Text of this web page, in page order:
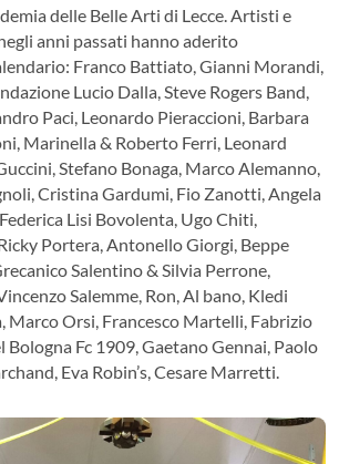
delle Belle Arti di Lecce. Artisti e
anni passati hanno aderito
Franco Battiato, Gianni Morandi,
Lucio Dalla, Steve Rogers Band,
Paci, Leonardo Pieraccioni, Barbara
Marinella & Roberto Ferri, Leonard
Stefano Bonaga, Marco Alemanno,
Cristina Gardumi, Fio Zanotti, Angela
Lisi Bovolenta, Ugo Chiti,
Portera, Antonello Giorgi, Beppe
Salentino & Silvia Perrone,
Salemme, Ron, Al bano, Kledi
Marco Orsi, Francesco Martelli, Fabrizio
Bologna Fc 1909, Gaetano Gennai, Paolo
Eva Robin’s, Cesare Marretti.